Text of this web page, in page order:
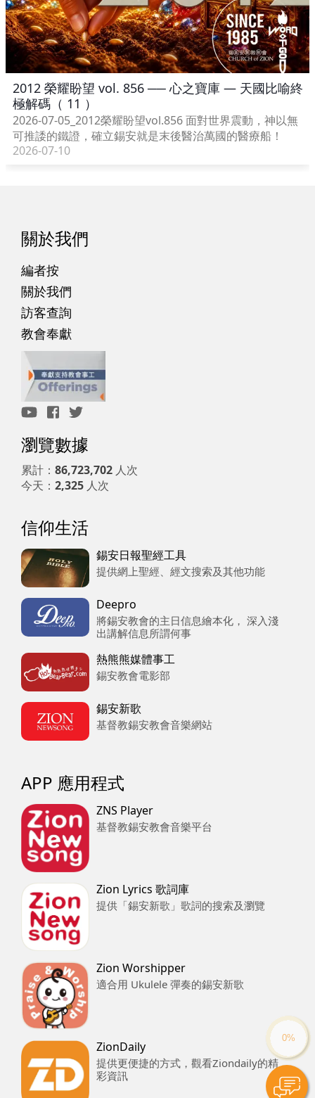
2012 榮耀盼望 vol. 856 ── 心之寶庫 — 天國比喻終
極解碼（ 11 ）
2026-07-05_2012榮耀盼望vol.856 面對世界震動，神以無
可推諉的鐵證，確立錫安就是末後醫治萬國的醫療船！
2026-07-10
關於我們
編者按
關於我們
訪客查詢
教會奉獻
瀏覽數據
累計： 86,723,702 人次
今天： 2,325 人次
信仰生活
錫安日報聖經工具
提供網上聖經、經文搜索及其他功能
Deepro
將錫安教會的主日信息繪本化， 深入淺
出講解信息所謂何事
熱熊熊媒體事工
錫安教會電影部
錫安新歌
基督教錫安教會音樂網站
APP 應用程式
ZNS Player
基督教錫安教會音樂平台
Zion Lyrics 歌詞庫
提供「錫安新歌」歌詞的搜索及瀏覽
Zion Worshipper
適合用 Ukulele 彈奏的錫安新歌
ZionDaily
提供更便捷的方式，觀看Ziondaily的精
彩資訊